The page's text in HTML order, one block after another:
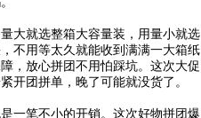
大就选整箱大容量装，用量小就选
不用等太久就能收到满满一大箱纸
，放心拼团不用怕踩坑。这次大促
开团拼单，晚了可能就没货了。
一笔不小的开销。这次好物拼团爆